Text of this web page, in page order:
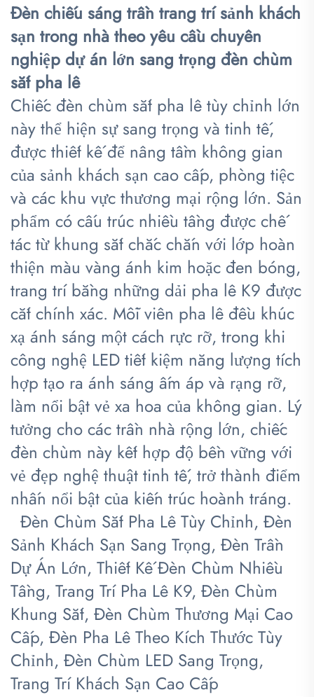
Đèn chiếu sáng trần trang trí sảnh khách
sạn trong nhà theo yêu cầu chuyên
nghiệp dự án lớn sang trọng đèn chùm
sắt pha lê
Chiếc đèn chùm sắt pha lê tùy chỉnh lớn
này thể hiện sự sang trọng và tinh tế,
được thiết kế để nâng tầm không gian
của sảnh khách sạn cao cấp, phòng tiệc
và các khu vực thương mại rộng lớn. Sản
phẩm có cấu trúc nhiều tầng được chế
tác từ khung sắt chắc chắn với lớp hoàn
thiện màu vàng ánh kim hoặc đen bóng,
trang trí bằng những dải pha lê K9 được
cắt chính xác. Mỗi viên pha lê đều khúc
xạ ánh sáng một cách rực rỡ, trong khi
công nghệ LED tiết kiệm năng lượng tích
hợp tạo ra ánh sáng ấm áp và rạng rỡ,
làm nổi bật vẻ xa hoa của không gian. Lý
tưởng cho các trần nhà rộng lớn, chiếc
đèn chùm này kết hợp độ bền vững với
vẻ đẹp nghệ thuật tinh tế, trở thành điểm
nhấn nổi bật của kiến trúc hoành tráng.
Đèn Chùm Sắt Pha Lê Tùy Chỉnh, Đèn
Sảnh Khách Sạn Sang Trọng, Đèn Trần
Dự Án Lớn, Thiết Kế Đèn Chùm Nhiều
Tầng, Trang Trí Pha Lê K9, Đèn Chùm
Khung Sắt, Đèn Chùm Thương Mại Cao
Cấp, Đèn Pha Lê Theo Kích Thước Tùy
Chỉnh, Đèn Chùm LED Sang Trọng,
Trang Trí Khách Sạn Cao Cấp